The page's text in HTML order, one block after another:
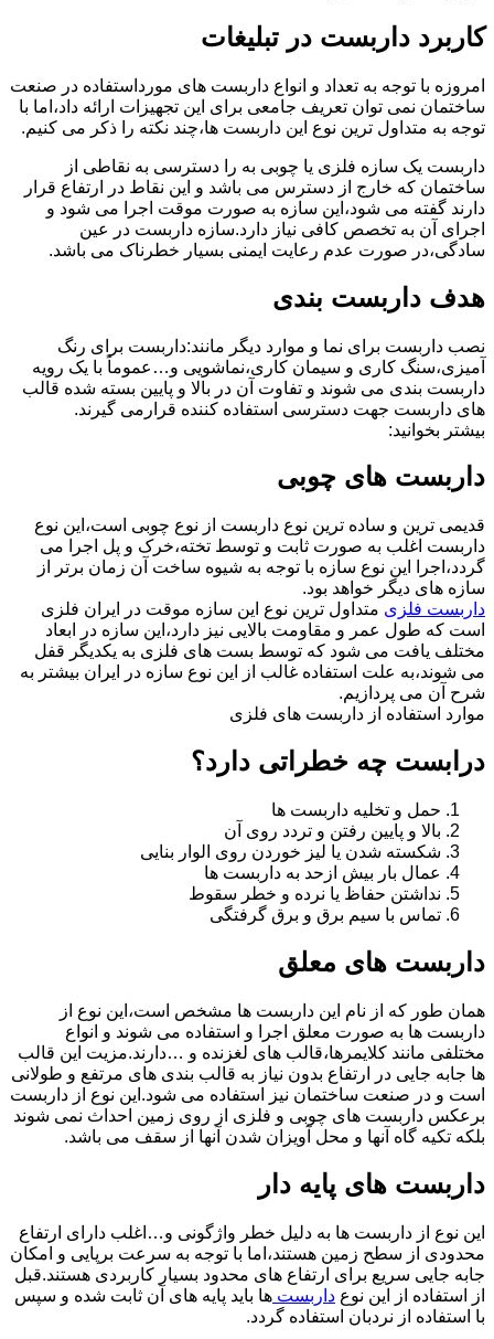
کاربرد داربست در تبلیغات
امروزه با توجه به تعداد و انواع داربست های مورداستفاده در صنعت
ساختمان نمی توان تعریف جامعی برای این تجهیزات ارائه داد،اما با
توجه به متداول ترین نوع این داربست ها،چند نکته را ذکر می کنیم.
داربست یک سازه فلزی یا چوبی به را دسترسی به نقاطی از
ساختمان که خارج از دسترس می باشد و این نقاط در ارتفاع قرار
دارند گفته می شود،این سازه به صورت موقت اجرا می شود و
اجرای آن به تخصص کافی نیاز دارد.سازه داربست در عین
سادگی،در صورت عدم رعایت ایمنی بسیار خطرناک می باشد.
هدف داربست بندی
نصب داربست برای نما و موارد دیگر مانند:داربست برای رنگ
آمیزی،سنگ کاری و سیمان کاری،نماشویی و…عموماً با یک رویه
داربست بندی می شوند و تفاوت آن در بالا و پایین بسته شده قالب
های داربست جهت دسترسی استفاده کننده قرارمی گیرند.
بیشتر بخوانید:
داربست های چوبی
قدیمی ترین و ساده ترین نوع داربست از نوع چوبی است،این نوع
داربست اغلب به صورت ثابت و توسط تخته،خرک و پل اجرا می
گردد،اجرا این نوع سازه با توجه به شیوه ساخت آن زمان برتر از
سازه های دیگر خواهد بود.
داربست فلزی متداول ترین نوع این سازه موقت در ایران فلزی
است که طول عمر و مقاومت بالایی نیز دارد،این سازه در ابعاد
مختلف یافت می شود که توسط بست های فلزی به یکدیگر قفل
می شوند،به علت استفاده غالب از این نوع سازه در ایران بیشتر به
شرح آن می پردازیم.
موارد استفاده از داربست های فلزی
درابست چه خطراتی دارد؟
حمل و تخلیه داربست ها
بالا و پایین رفتن و تردد روی آن
شکسته شدن یا لیز خوردن روی الوار بنایی
عمال بار بیش ازحد به داربست ها
نداشتن حفاظ یا نرده و خطر سقوط
تماس با سیم برق و برق گرفتگی
داربست های معلق
همان طور که از نام این داربست ها مشخص است،این نوع از
داربست ها به صورت معلق اجرا و استفاده می شوند و انواع
مختلفی مانند کلایمرها،قالب های لغزنده و …دارند.مزیت این قالب
ها جابه جایی در ارتفاع بدون نیاز به قالب بندی های مرتفع و طولانی
است و در صنعت ساختمان نیز استفاده می شود.این نوع از داربست
برعکس داربست های چوبی و فلزی از روی زمین احداث نمی شوند
بلکه تکیه گاه آنها و محل آویزان شدن آنها از سقف می باشد.
داربست های پایه دار
این نوع از داربست ها به دلیل خطر واژگونی و…اغلب دارای ارتفاع
محدودی از سطح زمین هستند،اما با توجه به سرعت برپایی و امکان
جابه جایی سریع برای ارتفاع های محدود بسیار کاربردی هستند.قبل
از استفاده از این نوع داربست ها باید پایه های آن ثابت شده و سپس
با استفاده از نردبان استفاده گردد.